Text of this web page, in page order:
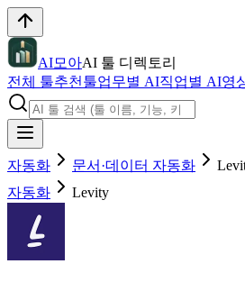
AI모아AI 툴 디렉토리
전체 툴추천툴업무별 AI직업별 AI영
자동화 문서·데이터 자동화
자동화
Levity